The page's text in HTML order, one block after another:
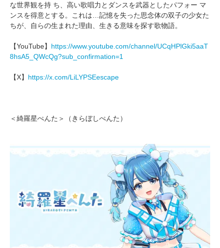
な世界観を持 ち、高い歌唱力とダンスを武器としたパフォー マ
ンスを得意とする。これは…記憶を失った思念体の双子の少女た
ちが、自らの生まれた理由、生きる意味を探す歌物語。
【YouTube】 https://www.youtube.com/channel/UCqHPlGki5aaT
8hsA5_QWcQg?sub_confirmation=1
【X】 https://x.com/LiLYPSEescape
＜綺羅星ぺんた＞（きらぼしぺんた）